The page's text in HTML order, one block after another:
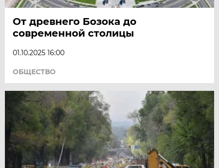
От древнего Бозока до
современной столицы
01.10.2025 16:00
ОБЩЕСТВО